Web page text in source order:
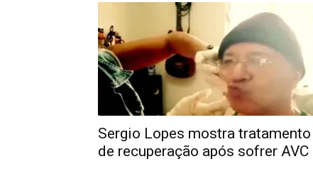
Sergio Lopes mostra tratamento
de recuperação após sofrer AVC